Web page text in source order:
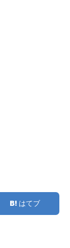
はてブ